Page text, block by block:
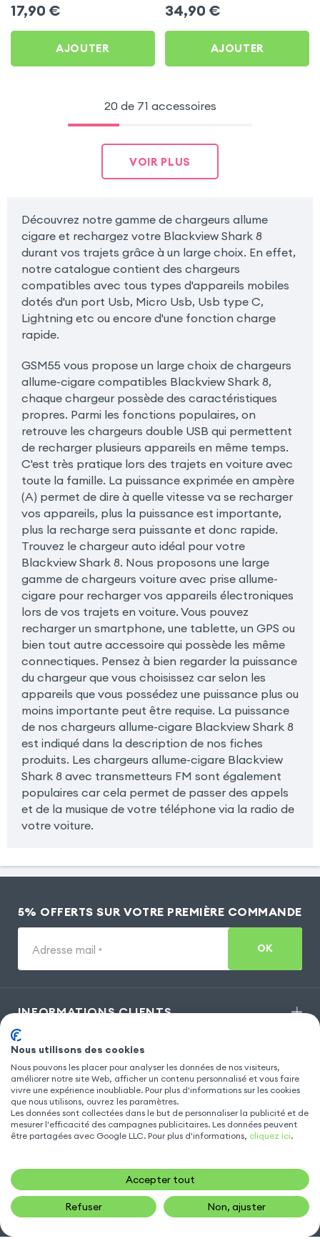
17,90 €
AJOUTER
34,90 €
AJOUTER
20 de 71 accessoires
VOIR PLUS
Découvrez notre gamme de chargeurs allume
cigare et rechargez votre Blackview Shark 8
durant vos trajets grâce à un large choix. En effet,
notre catalogue contient des chargeurs
compatibles avec tous types d'appareils mobiles
dotés d'un port Usb, Micro Usb, Usb type C,
Lightning etc ou encore d'une fonction charge
rapide.
GSM55 vous propose un large choix de chargeurs
allume-cigare compatibles Blackview Shark 8,
chaque chargeur possède des caractéristiques
propres. Parmi les fonctions populaires, on
retrouve les chargeurs double USB qui permettent
de recharger plusieurs appareils en même temps.
C'est très pratique lors des trajets en voiture avec
toute la famille. La puissance exprimée en ampère
(A) permet de dire à quelle vitesse va se recharger
vos appareils, plus la puissance est importante,
plus la recharge sera puissante et donc rapide.
Trouvez le chargeur auto idéal pour votre
Blackview Shark 8. Nous proposons une large
gamme de chargeurs voiture avec prise allume-
cigare pour recharger vos appareils électroniques
lors de vos trajets en voiture. Vous pouvez
recharger un smartphone, une tablette, un GPS ou
bien tout autre accessoire qui possède les même
connectiques. Pensez à bien regarder la puissance
du chargeur que vous choisissez car selon les
appareils que vous possédez une puissance plus ou
moins importante peut être requise. La puissance
de nos chargeurs allume-cigare Blackview Shark 8
est indiqué dans la description de nos fiches
produits. Les chargeurs allume-cigare Blackview
Shark 8 avec transmetteurs FM sont également
populaires car cela permet de passer des appels
et de la musique de votre téléphone via la radio de
votre voiture.
5% OFFERTS SUR VOTRE PREMIÈRE COMMANDE
Adresse mail * OK
INFORMATIONS CLIENTS
ACCESSOIRE TÉLÉPHONE
sav@gsm55.net
Nous utilisons des cookies
Nous pouvons les placer pour analyser les données de nos visiteurs,
améliorer notre site Web, afficher un contenu personnalisé et vous faire
vivre une expérience inoubliable. Pour plus d'informations sur les cookies
que nous utilisons, ouvrez les paramètres.
Les données sont collectées dans le but de personnaliser la publicité et de
mesurer l'efficacité des campagnes publicitaires. Les données peuvent
être partagées avec Google LLC. Pour plus d'informations, cliquez ici.
Accepter tout
Refuser Non, ajuster